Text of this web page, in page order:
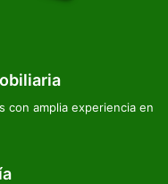
con amplia experiencia en